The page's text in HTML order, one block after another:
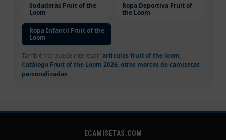
Sudaderas Fruit of the
Loom
Ropa Deportiva Fruit of
the Loom
Ropa Infantil Fruit of the
Loom
También te puede interesar: artículos fruit of the loom,
Catálogo Fruit of the Loom 2026, otras marcas de camisetas
personalizadas.
ECAMISETAS.COM